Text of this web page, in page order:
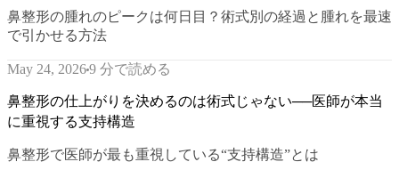
鼻整形の腫れのピークは何日目？術式別の経過と腫れを最速
で引かせる方法
May 24, 20269 分で読める
鼻整形の仕上がりを決めるのは術式じゃない──医師が本当
に重視する支持構造
鼻整形で医師が最も重視している“支持構造”とは